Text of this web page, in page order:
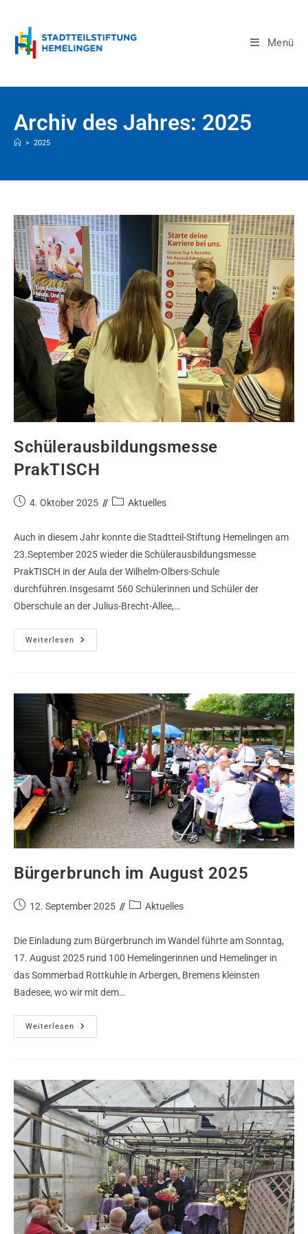
Menü
Archiv des Jahres: 2025
> 2025
Schülerausbildungsmesse
PrakTISCH
4. Oktober 2025 Aktuelles
Auch in diesem Jahr konnte die Stadtteil-Stiftung Hemelingen am
23.September 2025 wieder die Schülerausbildungsmesse
PrakTISCH in der Aula der Wilhelm-Olbers-Schule
durchführen.Insgesamt 560 Schülerinnen und Schüler der
Oberschule an der Julius-Brecht-Allee,…
Weiterlesen
Bürgerbrunch im August 2025
12. September 2025 Aktuelles
Die Einladung zum Bürgerbrunch im Wandel führte am Sonntag,
17. August 2025 rund 100 Hemelingerinnen und Hemelinger in
das Sommerbad Rottkuhle in Arbergen, Bremens kleinsten
Badesee, wo wir mit dem…
Weiterlesen